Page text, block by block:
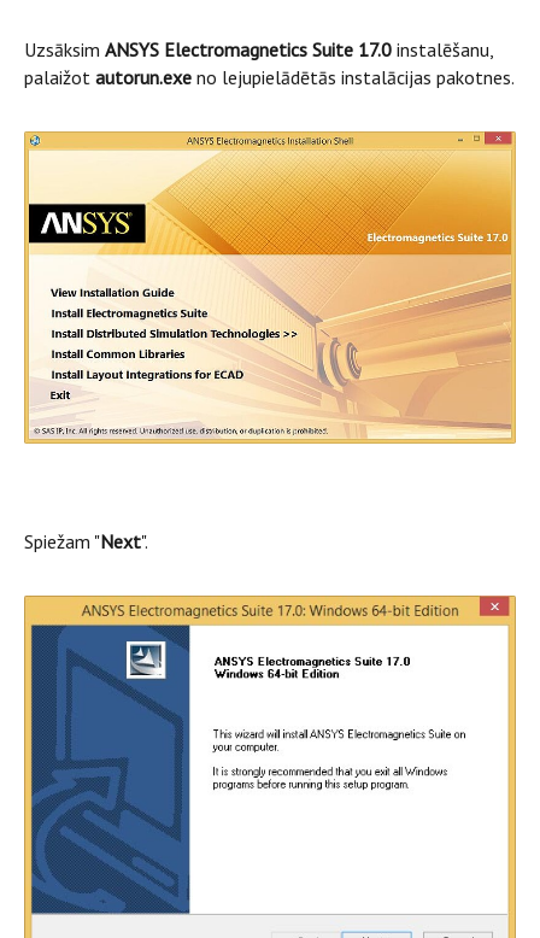
Uzsāksim ANSYS Electromagnetics Suite 17.0 instalēšanu,
palaižot autorun.exe no lejupielādētās instalācijas pakotnes.
Spiežam "Next".